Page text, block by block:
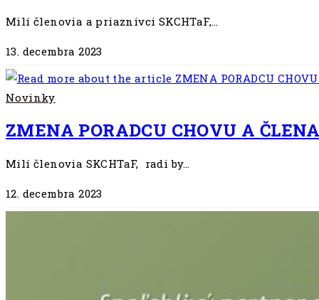
Milí členovia a priaznivci SKCHTaF,…
13. decembra 2023
Novinky
ZMENA PORADCU CHOVU A
Milí členovia SKCHTaF, radi by…
12. decembra 2023